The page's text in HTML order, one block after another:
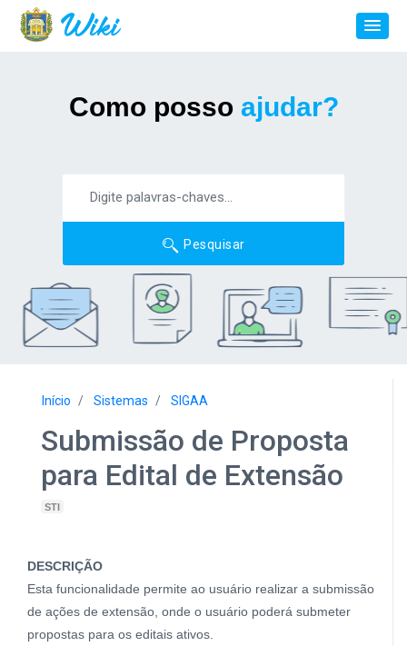
Como posso ajudar?
Pesquisar
Início Sistemas SIGAA
Submissão de Proposta
para Edital de Extensão
STI
DESCRIÇÃO
Esta funcionalidade permite ao usuário realizar a submissão
de ações de extensão, onde o usuário poderá submeter
propostas para os editais ativos.